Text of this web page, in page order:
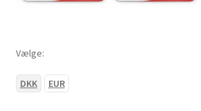
Vælge:
DKK EUR